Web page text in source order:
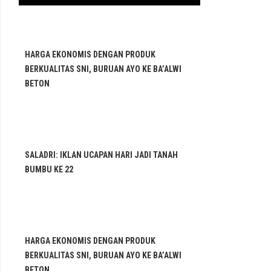
HARGA EKONOMIS DENGAN PRODUK
BERKUALITAS SNI, BURUAN AYO KE BA’ALWI
BETON
SALADRI: IKLAN UCAPAN HARI JADI TANAH
BUMBU KE 22
HARGA EKONOMIS DENGAN PRODUK
BERKUALITAS SNI, BURUAN AYO KE BA’ALWI